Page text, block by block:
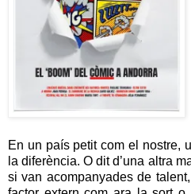
En un país petit com el nostre,
la diferència. O dit d’una altra
si van acompanyades de